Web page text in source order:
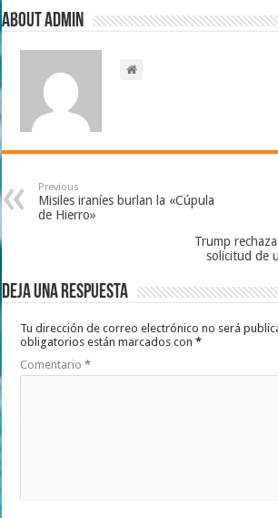
About admin
Previous
Misiles iraníes burlan la «Cúpula
de Hierro»
Trump
solicitud de
Deja una respuesta
Tu dirección de correo electrónico no será
obligatorios están marcados con*
Comentario*